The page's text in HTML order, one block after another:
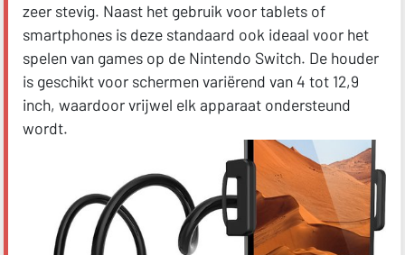
zeer stevig. Naast het gebruik voor tablets of
smartphones is deze standaard ook ideaal voor het
spelen van games op de Nintendo Switch. De houder
is geschikt voor schermen variërend van 4 tot 12,9
inch, waardoor vrijwel elk apparaat ondersteund
wordt.